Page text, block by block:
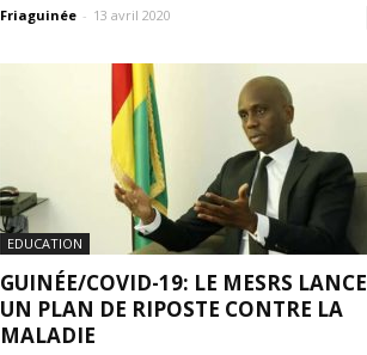
Friaguinée - 13 avril 2020
EDUCATION
GUINÉE/COVID-19: LE MESRS LANCE
UN PLAN DE RIPOSTE CONTRE LA
MALADIE